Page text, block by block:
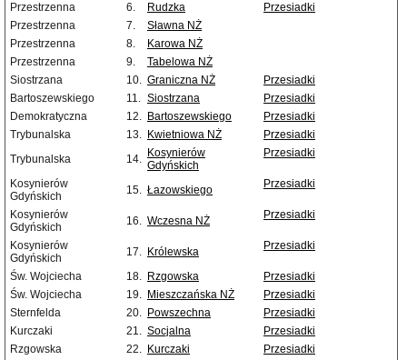
Przestrzenna
6. Rudzka
Przesiadki
Przestrzenna
7.
Sławna NŻ
Przestrzenna
8.
Karowa NŻ
Przestrzenna
9.
Tabelowa NŻ
Siostrzana
10. Graniczna NŻ
Przesiadki
Bartoszewskiego
11. Siostrzana
Przesiadki
Demokratyczna
12. Bartoszewskiego
Przesiadki
Trybunalska
13. Kwietniowa NŻ
Przesiadki
Trybunalska
14. Kosynierów
Gdyńskich
Przesiadki
Kosynierów
Gdyńskich
15. Łazowskiego Przesiadki
Kosynierów
Gdyńskich
16. Wczesna NŻ Przesiadki
Kosynierów
Gdyńskich
17. Królewska Przesiadki
Św. Wojciecha 18. Rzgowska
Przesiadki
Św. Wojciecha
19. Mieszczańska NŻ
Przesiadki
Sternfelda
20. Powszechna
Przesiadki
Kurczaki
21. Socjalna
Przesiadki
Rzgowska
22. Kurczaki
Przesiadki